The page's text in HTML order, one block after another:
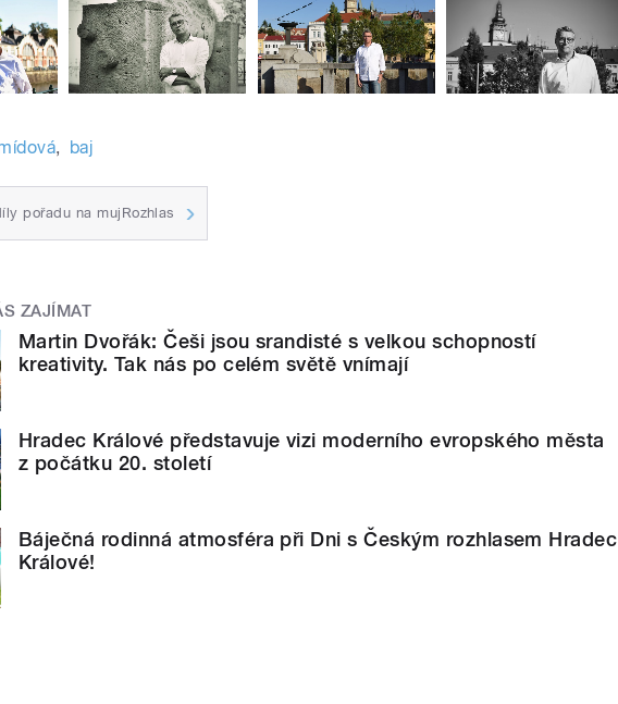
, baj
pořadu na mujRozhlas
ZAJÍMAT
Martin Dvořák: Češi jsou srandisté s velkou schopností
kreativity. Tak nás po celém světě vnímají
Hradec Králové představuje vizi moderního evropského města
z počátku 20. století
Báječná rodinná atmosféra při Dni s Českým rozhlasem Hradec
Králové!